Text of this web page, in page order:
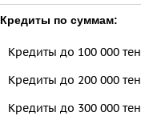
Кредиты по суммам:
Кредиты до 100 000
Кредиты до 200 000
Кредиты до 300 000